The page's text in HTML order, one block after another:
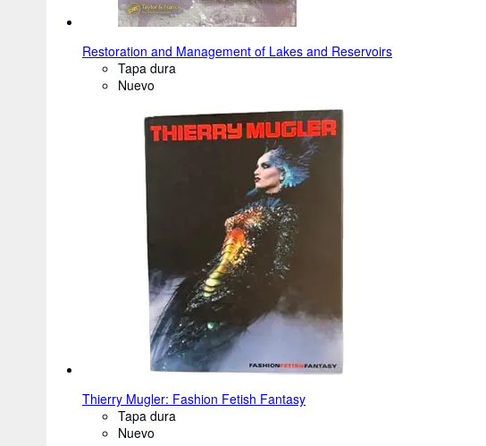
Restoration and Management of Lakes and Reservoirs
Tapa dura
Nuevo
Thierry Mugler: Fashion Fetish Fantasy
Tapa dura
Nuevo